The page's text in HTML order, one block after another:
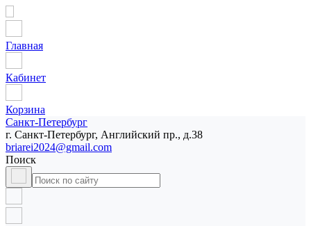
Главная
Кабинет
Корзина
Санкт-Петербург
г. Санкт-Петербург, Английский пр., д.38
briarei2024@gmail.com
Поиск